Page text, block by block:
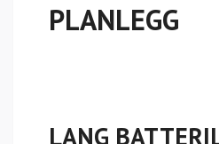
PLANLEGG
LANG